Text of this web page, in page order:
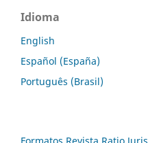
Idioma
English
Español (España)
Português (Brasil)